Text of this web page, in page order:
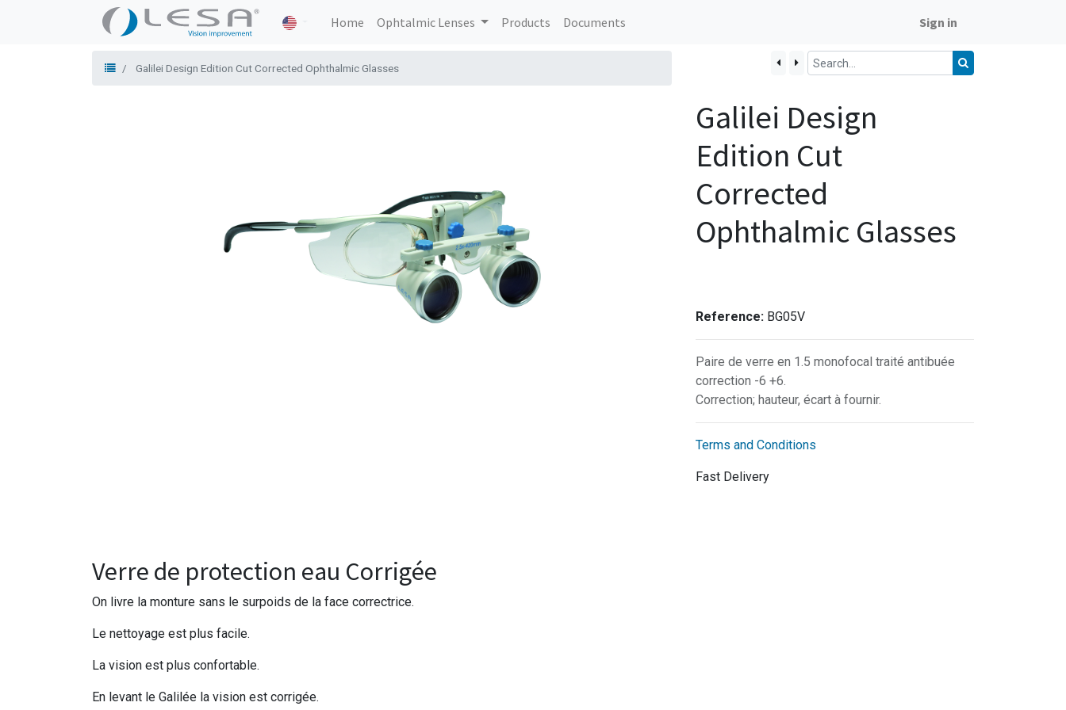
Home Ophtalmic Lenses Products Documents Sign in
Galilei Design Edition Cut Corrected Ophthalmic Glasses
Galilei Design
Edition Cut
Corrected
Ophthalmic Glasses
Reference: BG05V
Paire de verre en 1.5 monofocal traité antibuée
correction -6 +6.
Correction; hauteur, écart à fournir.
Terms and Conditions
Fast Delivery
Verre de protection eau Corrigée
On livre la monture sans le surpoids de la face correctrice.
Le nettoyage est plus facile.
La vision est plus confortable.
En levant le Galilée la vision est corrigée.